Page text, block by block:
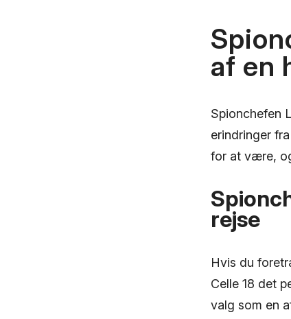
af en
Spionchefen
erindringer
for at være,
rejse
Hvis du
Celle 18 det
valg som en